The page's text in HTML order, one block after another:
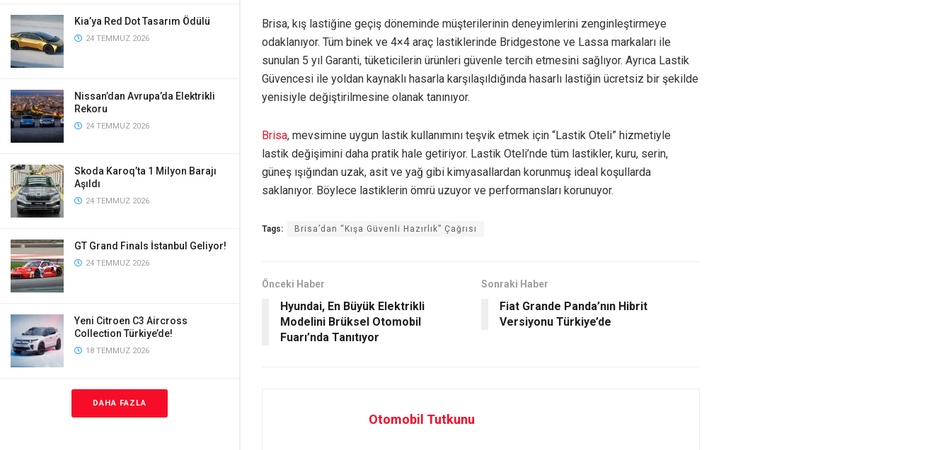
Kia’ya Red Dot Tasarım Ödülü
24 TEMMUZ 2026
Nissan’dan Avrupa’da Elektrikli
Rekoru
24 TEMMUZ 2026
Skoda Karoq’ta 1 Milyon Barajı
Aşıldı
24 TEMMUZ 2026
GT Grand Finals İstanbul Geliyor!
24 TEMMUZ 2026
Yeni Citroen C3 Aircross
Collection Türkiye’de!
18 TEMMUZ 2026
DAHA FAZLA
Brisa, kış lastiğine geçiş döneminde müşterilerinin deneyimlerini zenginleştirmeye
odaklanıyor. Tüm binek ve 4×4 araç lastiklerinde Bridgestone ve Lassa markaları ile
sunulan 5 yıl Garanti, tüketicilerin ürünleri güvenle tercih etmesini sağlıyor. Ayrıca Lastik
Güvencesi ile yoldan kaynaklı hasarla karşılaşıldığında hasarlı lastiğin ücretsiz bir şekilde
yenisiyle değiştirilmesine olanak tanınıyor.
Brisa, mevsimine uygun lastik kullanımını teşvik etmek için “Lastik Oteli” hizmetiyle
lastik değişimini daha pratik hale getiriyor. Lastik Oteli’nde tüm lastikler, kuru, serin,
güneş ışığından uzak, asit ve yağ gibi kimyasallardan korunmuş ideal koşullarda
saklanıyor. Böylece lastiklerin ömrü uzuyor ve performansları korunuyor.
Tags: Brisa’dan “Kışa Güvenli Hazırlık” Çağrısı
Önceki Haber
Hyundai, En Büyük Elektrikli
Modelini Brüksel Otomobil
Fuarı’nda Tanıtıyor
Sonraki Haber
Fiat Grande Panda’nın Hibrit
Versiyonu Türkiye’de
Otomobil Tutkunu